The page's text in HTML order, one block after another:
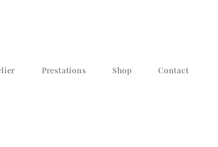
Prestations Shop Contact